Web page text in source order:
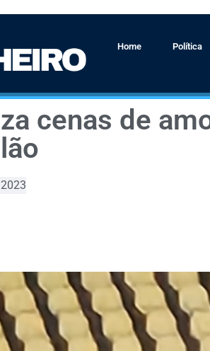
Home Política
cenas de